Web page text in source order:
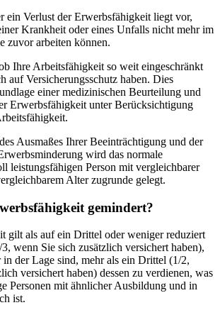
ein Verlust der Erwerbsfähigkeit liegt vor,
Krankheit oder eines Unfalls nicht mehr im
zuvor arbeiten können.
Ihre Arbeitsfähigkeit so weit eingeschränkt
auf Versicherungsschutz haben. Dies
einer medizinischen Beurteilung und
Erwerbsfähigkeit unter Berücksichtigung
Ausmaßes Ihrer Beeinträchtigung und der
wird das normale
leistungsfähigen Person mit vergleichbarer
Alter zugrunde gelegt.
gemindert?
gilt als auf ein Drittel oder weniger reduziert
wenn Sie sich zusätzlich versichert haben),
der Lage sind, mehr als ein Drittel (1/2,
versichert haben) dessen zu verdienen, was
Personen mit ähnlicher Ausbildung und in
ist.